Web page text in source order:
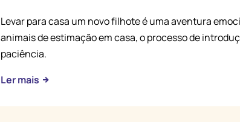
Levar para casa um novo filhote é uma aventura
animais de estimação em casa, o processo de
paciência.
Ler mais